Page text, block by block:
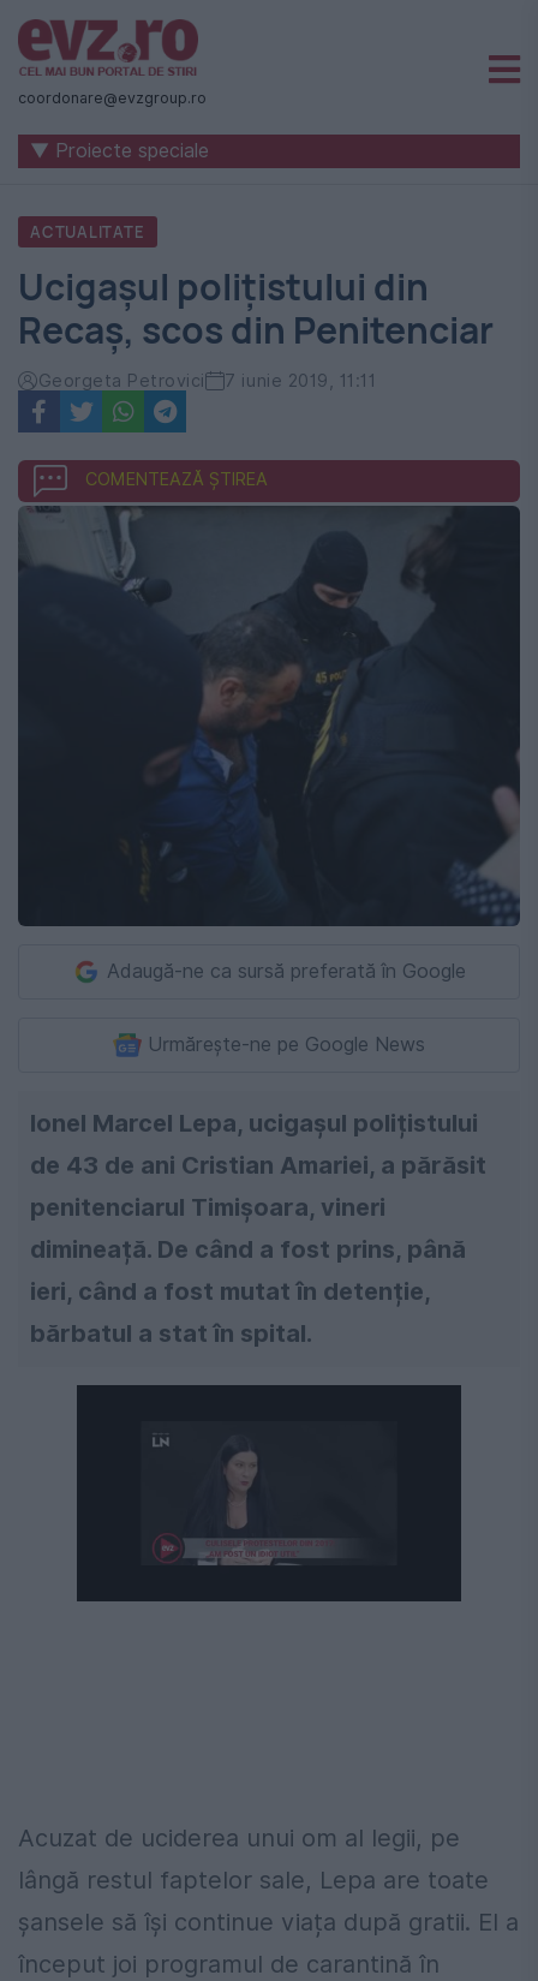
Știri
naționale
internaționale
România
-
Evenimentul
Zilei
coordonare@evzgroup.ro
▼ Proiecte speciale
ACTUALITATE
Ucigașul polițistului din
Recaș, scos din Penitenciar
Georgeta Petrovici 7 iunie 2019, 11:11
COMENTEAZĂ ȘTIREA
Adaugă-ne ca sursă preferată în Google
Urmărește-ne pe Google News
Ionel Marcel Lepa, ucigașul polițistului
de 43 de ani Cristian Amariei, a părăsit
penitenciarul Timișoara, vineri
dimineață. De când a fost prins, până
ieri, când a fost mutat în detenție,
bărbatul a stat în spital.
Acuzat de uciderea unui om al legii, pe
lângă restul faptelor sale, Lepa are toate
șansele să își continue viața după gratii. El a
început joi programul de carantină în